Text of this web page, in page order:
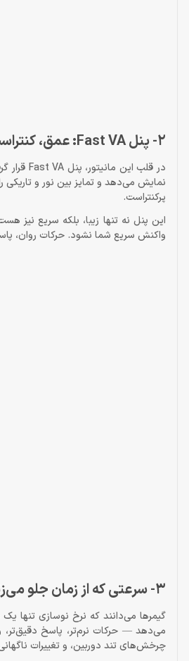
2- پنل Fast VA: عمق، کنتراست و واقع‌گرایی
نمایش می‌دهد و تمایز بین نور و
پرکنتراست.
واکنش سریع شما نشود. حرکات روان،
3- سرعتی که از زمان جلو می‌زند: نرخ نوسازی 120 هرتز
چرخش‌های تند دوربین، و تغییرات